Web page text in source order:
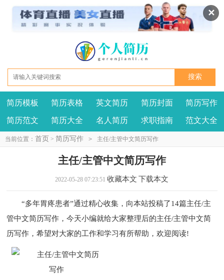
✕
我要投稿 投诉建议
简历模板 简历表格 英文简历 简历封面 简历写作
简历范文 简历大全 名人简历 求职指南 范文大全
当前位置： 首页 > 简历写作 > 主任/主管中文简历写作
主任/主管中文简历写作
2022-05-28 07:23:51 收藏本文 下载本文
“多年胃疼患者”通过精心收集，向本站投稿了14篇主任/主
管中文简历写作，今天小编就给大家整理后的主任/主管中文简
历写作，希望对大家的工作和学习有所帮助，欢迎阅读!